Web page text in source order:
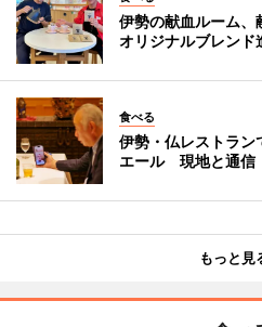
伊勢の献血ルーム、
オリジナルブレンド
食べる
伊勢・仏レストラン
エール 現地と通信
もっと見